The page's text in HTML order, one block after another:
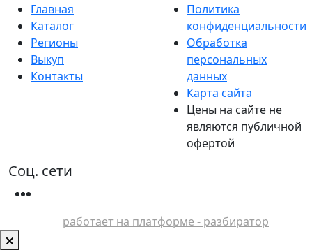
Главная
Каталог
Регионы
Выкуп
Контакты
Политика
конфиденциальности
Обработка
персональных
данных
Карта сайта
Цены на сайте не
являются публичной
офертой
Соц. сети
работает на платформе - разбиратор